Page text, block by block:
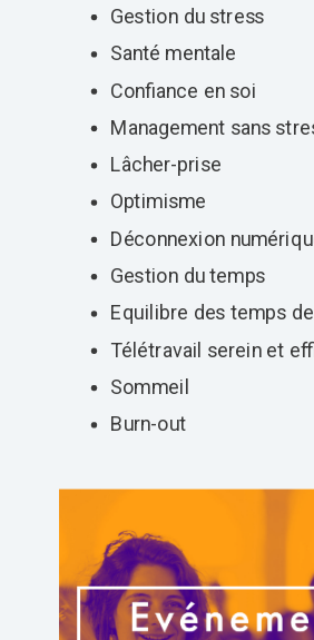
Gestion du stress
Santé mentale
Confiance en soi
Management sans
Lâcher-prise
Optimisme
Déconnexion
Gestion du temps
Equilibre des temps
Télétravail serein et
Sommeil
Burn-out
Evénements –
Sensibilisez vos collaborateurs et